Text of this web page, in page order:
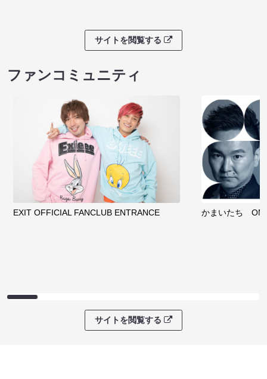
サイトを閲覧する
ファンコミュニティ
EXIT OFFICIAL FANCLUB ENTRANCE かまいたち
サイトを閲覧する